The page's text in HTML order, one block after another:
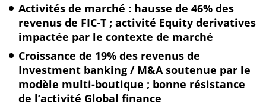
Activités de marché : hausse de 46% des
revenus de FIC-T ; activité Equity derivatives
impactée par le contexte de marché
Croissance de 19% des revenus de
Investment banking / M&Asoutenue par le
modèle multi-boutique ; bonne résistance
de l’activité Global finance